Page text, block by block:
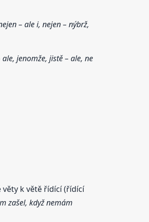
– ale i, nejen – nýbrž,
ale, jenomže, jistě – ale, ne
k větě řídící (řídící
zašel, když nemám